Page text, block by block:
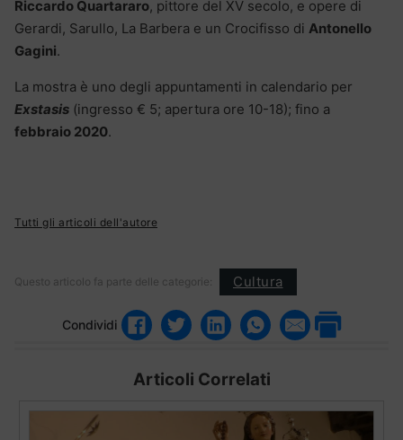
Riccardo Quartararo, pittore del XV secolo, e opere di
Gerardi, Sarullo, La Barbera e un Crocifisso di Antonello
Gagini.
La mostra è uno degli appuntamenti in calendario per
Exstasis (ingresso € 5; apertura ore 10-18); fino a
febbraio 2020.
Tutti gli articoli dell'autore
Questo articolo fa parte delle categorie: Cultura
Condividi
Articoli Correlati